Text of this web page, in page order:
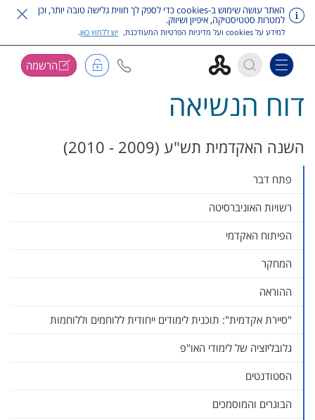
לדלג על תפריט ראשי
האתר עושה שימוש ב-cookies כדי לספק לך חווית גלישה טובה יותר, וכן
למטרות סטטיסטיקה, איפיון ושיווק.
למידע על cookies ועל מדיניות הפרטיות המעודכנת, יש ללחוץ כאן.
Toggle navigation הרשמה
דוח הנשיאה
השנה האקדמית תש"ע (2009 - 2010)
פתח דבר
רשויות האוניברסיטה
הפיתוח האקדמי
המחקר
ההוראה
"סיירת אקדמית": תוכנית לימודים ייחודית ללוחמים וללוחמות
גלובליזציה של לימודי האו"פ
הסטודנטים
הבוגרים והמוסמכים